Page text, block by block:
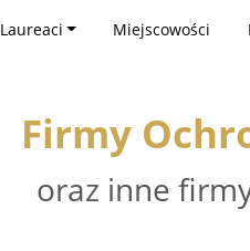
Laureaci Miejscowości
Firmy
oraz inne